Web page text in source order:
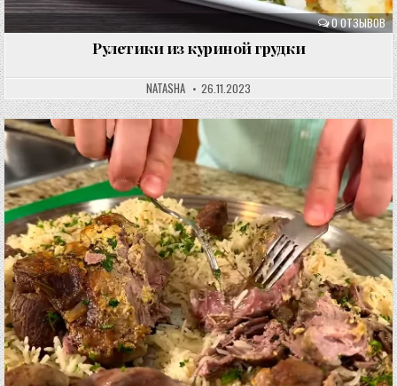
0 ОТЗЫВОВ
Рулетики из куриной грудки
NATASHA 26.11.2023